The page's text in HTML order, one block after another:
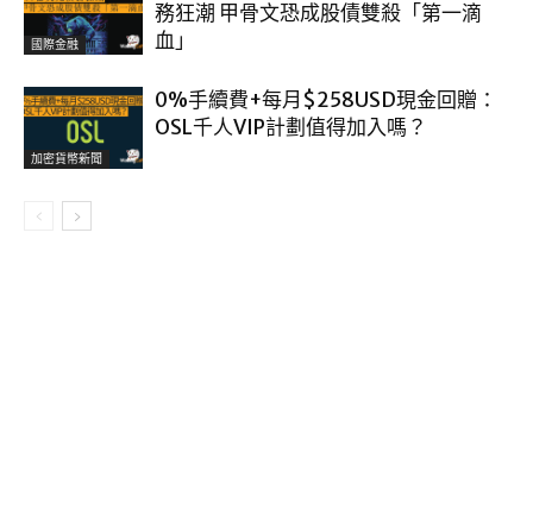
國際金融
務狂潮 甲骨文恐成股債雙殺「第一滴
血」
加密貨幣新聞
0%手續費+每月$258USD現金回贈：
OSL千人VIP計劃值得加入嗎？